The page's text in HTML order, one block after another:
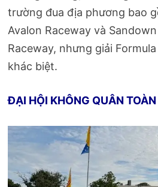
trường đua địa phương bao
Avalon Raceway và
Raceway, nhưng giải
khác biệt.
ĐẠI HỘI KHÔNG QUÂN